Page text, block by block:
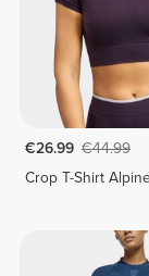
€26.99 €44.99
Crop T-Shirt